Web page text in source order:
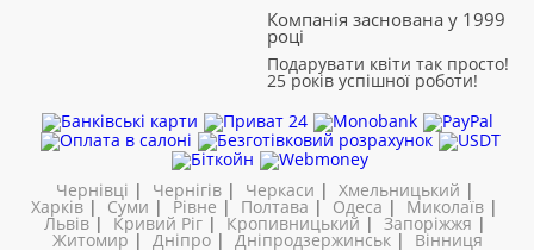
Компанія заснована у 1999
році
Подарувати квіти так просто!
25 років успішної роботи!
Чернівці | Чернігів| Черкаси | Хмельницький |
Харків | Суми | Рівне | Полтава | Одеса | Миколаїв |
Львів| Кривий Ріг|Кропивницький | Запоріжжя |
Житомир | Дніпро| Дніпродзержинськ| Вінниця